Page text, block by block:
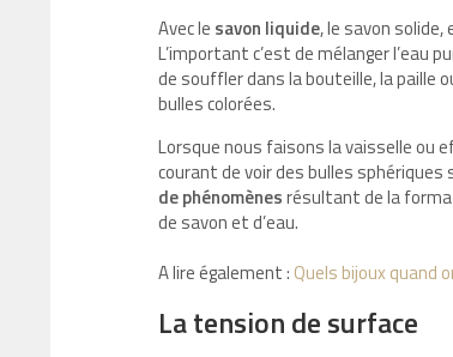
Avec le savon liquide, le savon
L’important c’est de mélanger l’eau
de souffler dans la bouteille, la paille
bulles colorées.
Lorsque nous faisons la vaisselle ou
courant de voir des bulles
de phénomènesrésultant de la
de savon et d’eau.
A lire également : Quels bijoux quand
La tension de surface